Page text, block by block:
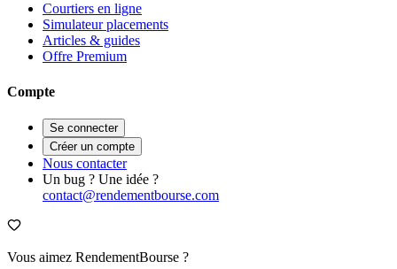
Courtiers en ligne
Simulateur placements
Articles & guides
Offre Premium
Compte
Se connecter
Créer un compte
Nous contacter
Un bug ? Une idée ?
contact@rendementbourse.com
Vous aimez RendementBourse ?